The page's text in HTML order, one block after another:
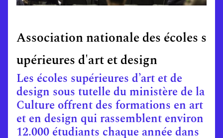
Association nationale des écoles s
upérieures d'art et design
Les écoles supérieures d’art et de
design sous tutelle du ministère de la
Culture offrent des formations en art
et en design qui rassemblent environ
12.000 étudiants chaque année dans